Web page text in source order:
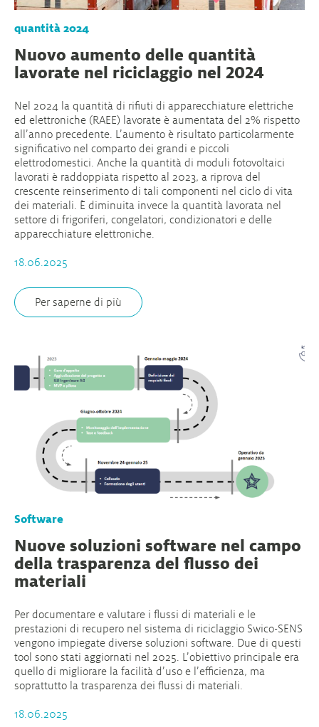
quantità 2024
Nuovo aumento delle quantità
lavorate nel riciclaggio nel 2024
Nel 2024 la quantità di rifiuti di apparecchiature elettriche
ed elettroniche (RAEE) lavorate è aumentata del 2% rispetto
all’anno precedente. L’aumento è risultato particolarmente
significativo nel comparto dei grandi e piccoli
elettrodomestici. Anche la quantità di moduli fotovoltaici
lavorati è raddoppiata rispetto al 2023, a riprova del
crescente reinserimento di tali componenti nel ciclo di vita
dei materiali. È diminuita invece la quantità lavorata nel
settore di frigoriferi, congelatori, condizionatori e delle
apparecchiature elettroniche.
18.06.2025
Per saperne di più
Software
Nuove soluzioni software nel campo
della trasparenza del flusso dei
materiali
Per documentare e valutare i flussi di materiali e le
prestazioni di recupero nel sistema di riciclaggio Swico-SENS
vengono impiegate diverse soluzioni software. Due di questi
tool sono stati aggiornati nel 2025. L’obiettivo principale era
quello di migliorare la facilità d’uso e l’efficienza, ma
soprattutto la trasparenza dei flussi di materiali.
18.06.2025